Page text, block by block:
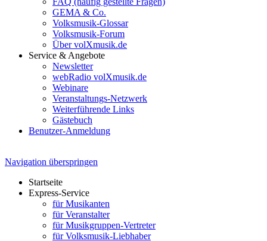
GEMA & Co.
Volksmusik-Glossar
Volksmusik-Forum
Über volXmusik.de
Service & Angebote
Newsletter
webRadio volXmusik.de
Webinare
Veranstaltungs-Netzwerk
Weiterführende Links
Gästebuch
Benutzer-Anmeldung
Navigation überspringen
Startseite
Express-Service
für Musikanten
für Veranstalter
für Musikgruppen-Vertreter
für Volksmusik-Liebhaber